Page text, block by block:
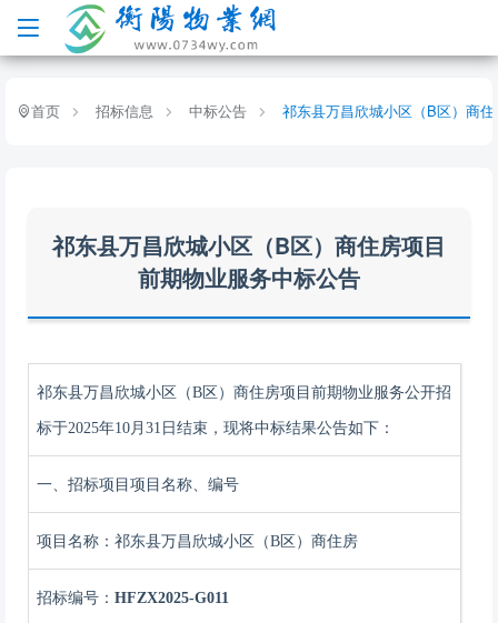
首页 招标信息 中标公告 祁东县万昌欣城小区（B区）商
祁东县万昌欣城小区（B区）商住房项目
前期物业服务中标公告
祁东县万昌欣城小区（B区）商住房项目前期物业服务公开招
标于2025年10月 31 日结束，现将中标结果公告如下：
一、 招标项目 项目名称、编号
项目名称： 祁东县万昌欣城小区（B区）商住房
招标编号： HFZX2025-G011